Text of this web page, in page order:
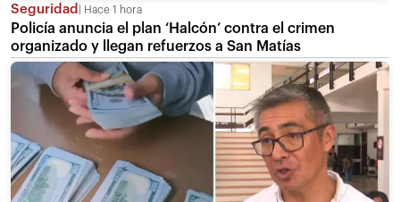
Seguridad Hace 1 hora
Policía anuncia el plan ‘Halcón’ contra el crimen
organizado y llegan refuerzos a San Matías